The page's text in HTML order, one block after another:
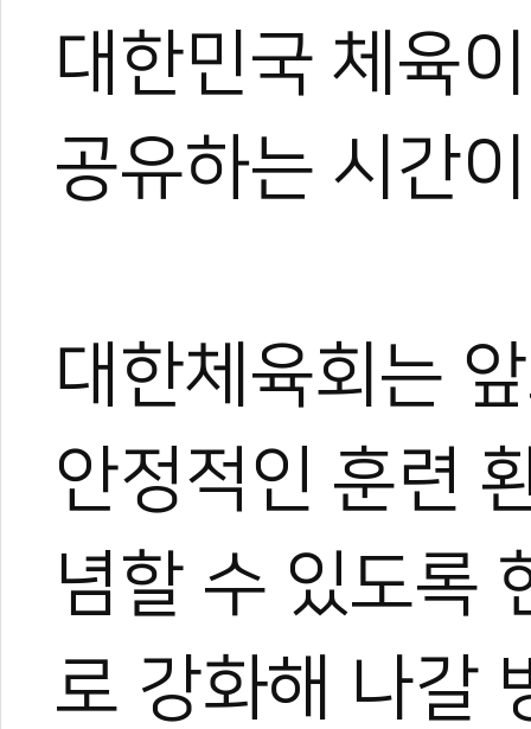
대한민국 체육
공유하는 시간
대한체육회는
안정적인 훈련
념할 수 있도록
로 강화해 나갈
관련 뉴스
대한체육회, 역
유승민 대한체육
대한체육회 선